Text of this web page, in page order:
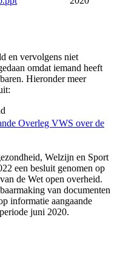
en vervolgens niet
omdat iemand heeft
Hieronder meer
Overleg VWS over de
Welzijn en Sport
een besluit genomen op
de Wet open overheid.
van documenten
informatie aangaande
juni 2020.